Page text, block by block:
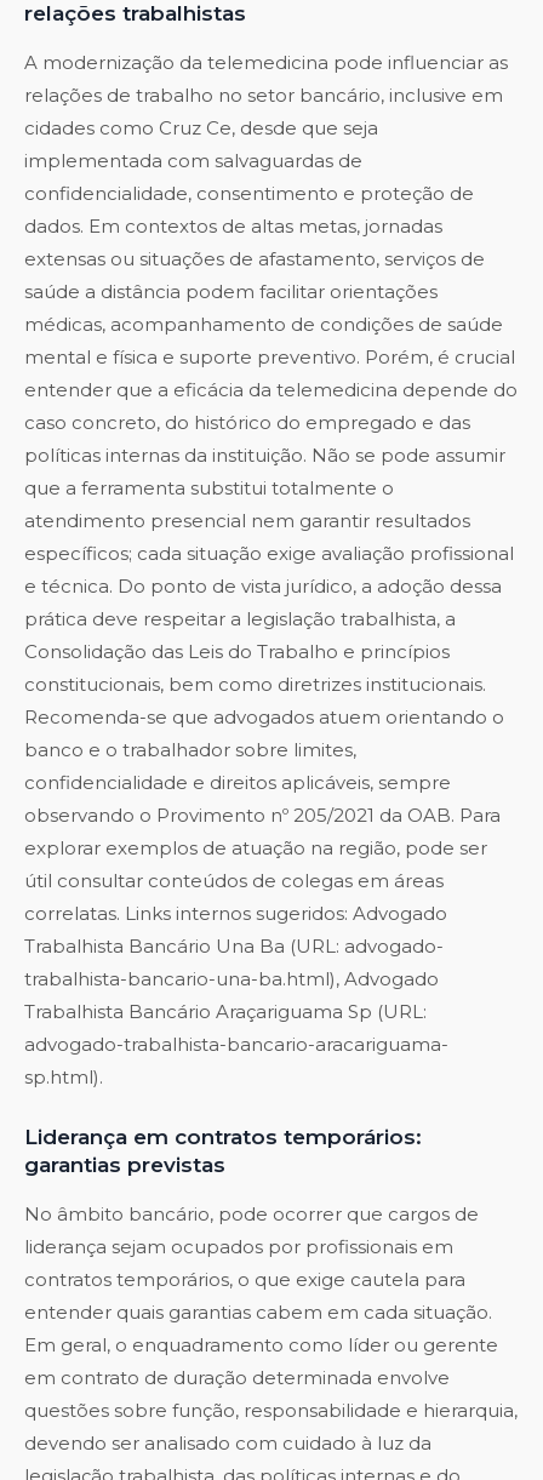
relações trabalhistas
A modernização da telemedicina pode influenciar as
relações de trabalho no setor bancário, inclusive em
cidades como Cruz Ce, desde que seja
implementada com salvaguardas de
confidencialidade, consentimento e proteção de
dados. Em contextos de altas metas, jornadas
extensas ou situações de afastamento, serviços de
saúde a distância podem facilitar orientações
médicas, acompanhamento de condições de saúde
mental e física e suporte preventivo. Porém, é crucial
entender que a eficácia da telemedicina depende do
caso concreto, do histórico do empregado e das
políticas internas da instituição. Não se pode assumir
que a ferramenta substitui totalmente o
atendimento presencial nem garantir resultados
específicos; cada situação exige avaliação profissional
e técnica. Do ponto de vista jurídico, a adoção dessa
prática deve respeitar a legislação trabalhista, a
Consolidação das Leis do Trabalho e princípios
constitucionais, bem como diretrizes institucionais.
Recomenda-se que advogados atuem orientando o
banco e o trabalhador sobre limites,
confidencialidade e direitos aplicáveis, sempre
observando o Provimento nº 205/2021 da OAB. Para
explorar exemplos de atuação na região, pode ser
útil consultar conteúdos de colegas em áreas
correlatas. Links internos sugeridos: Advogado
Trabalhista Bancário Una Ba (URL: advogado-
trabalhista-bancario-una-ba.html), Advogado
Trabalhista Bancário Araçariguama Sp (URL:
advogado-trabalhista-bancario-aracariguama-
sp.html).
Liderança em contratos temporários:
garantias previstas
No âmbito bancário, pode ocorrer que cargos de
liderança sejam ocupados por profissionais em
contratos temporários, o que exige cautela para
entender quais garantias cabem em cada situação.
Em geral, o enquadramento como líder ou gerente
em contrato de duração determinada envolve
questões sobre função, responsabilidade e hierarquia,
devendo ser analisado com cuidado à luz da